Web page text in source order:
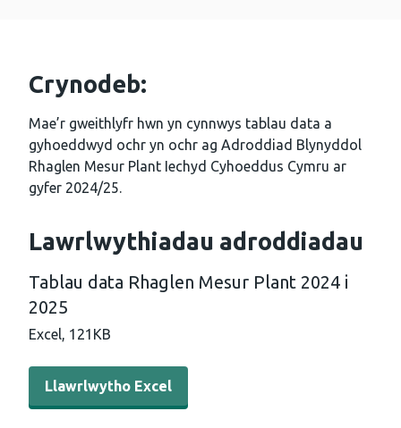
Crynodeb:
Mae’r gweithlyfr hwn yn cynnwys tablau data a
gyhoeddwyd ochr yn ochr ag Adroddiad Blynyddol
Rhaglen Mesur Plant Iechyd Cyhoeddus Cymru ar
gyfer 2024/25.
Lawrlwythiadau adroddiadau
Tablau data Rhaglen Mesur Plant 2024 i
2025
Excel, 121KB
Llawrlwytho Excel - Tablau data Rhaglen Mesur Plant
Llawrlwytho Excel